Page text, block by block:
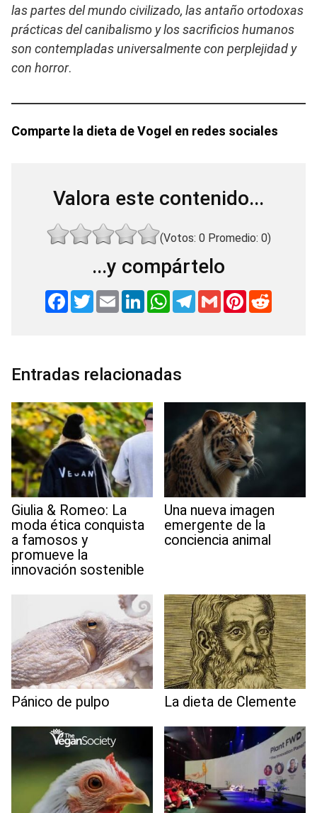
las partes del mundo civilizado, las antaño ortodoxas
prácticas del canibalismo y los sacrificios humanos
son contempladas universalmente con perplejidad y
con horror.
Comparte la dieta de Vogel en redes sociales
Valora este contenido...
(Votos: 0Promedio: 0)
...y compártelo
F
k
T
w
E
m
L
n
W
p
T
G
m
P
Entradas relacionadas
Giulia & Romeo: La
moda ética conquista
a famosos y
promueve la
innovación sostenible
Una nueva imagen
emergente de la
conciencia animal
Pánico de pulpo La dieta de Clemente